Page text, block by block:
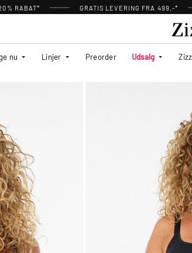
RABAT* GRATIS LEVERING FRA 499,-*
nu Linjer Preorder Udsalg